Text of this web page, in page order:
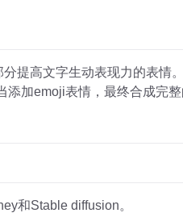
提高文字生动表现力的表情
加emoji表情，最终合成完整
和Stable diffusion。